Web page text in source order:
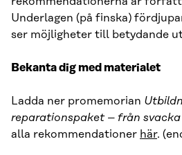
Underlagen (på finska)
ser möjligheter till betydande
Bekanta dig med materialet
Ladda ner promemorian
reparationspaket – från
alla rekommendationer här.